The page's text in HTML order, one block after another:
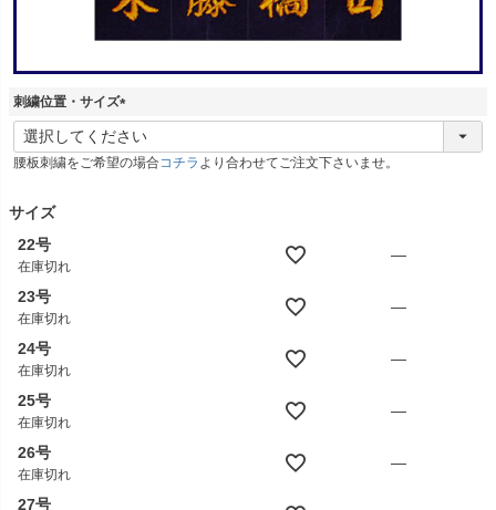
刺繍位置・サイズ
(
必
須
腰板刺繍をご希望の場合 コチラ より合わせてご注文下さいませ。
サイズ
22号
在庫切れ
—
23号
在庫切れ
—
24号
在庫切れ
—
25号
在庫切れ
—
26号
在庫切れ
—
27号